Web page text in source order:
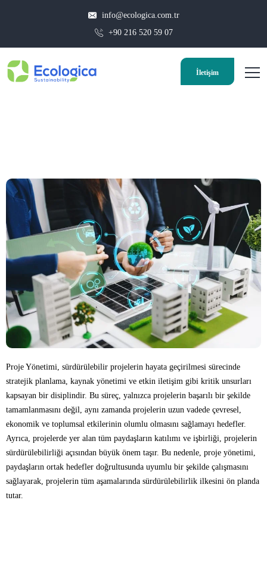
info@ecologica.com.tr
+90 216 520 59 07
İletişim
Proje Yönetimi, sürdürülebilir projelerin hayata geçirilmesi sürecinde
stratejik planlama, kaynak yönetimi ve etkin iletişim gibi kritik unsurları
kapsayan bir disiplindir. Bu süreç, yalnızca projelerin başarılı bir şekilde
tamamlanmasını değil, aynı zamanda projelerin uzun vadede çevresel,
ekonomik ve toplumsal etkilerinin olumlu olmasını sağlamayı hedefler.
Ayrıca, projelerde yer alan tüm paydaşların katılımı ve işbirliği, projelerin
sürdürülebilirliği açısından büyük önem taşır. Bu nedenle, proje yönetimi,
paydaşların ortak hedefler doğrultusunda uyumlu bir şekilde çalışmasını
sağlayarak, projelerin tüm aşamalarında sürdürülebilirlik ilkesini ön planda
tutar.